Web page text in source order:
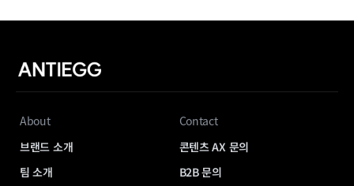
About
브랜드 소개
팀 소개
Contact
콘텐츠 AX 문의
B2B 문의